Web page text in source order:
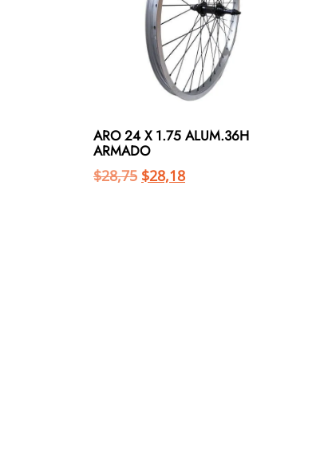
ARO 24 X 1.75 ALUM.36H
ARMADO
$28,75 $28,18